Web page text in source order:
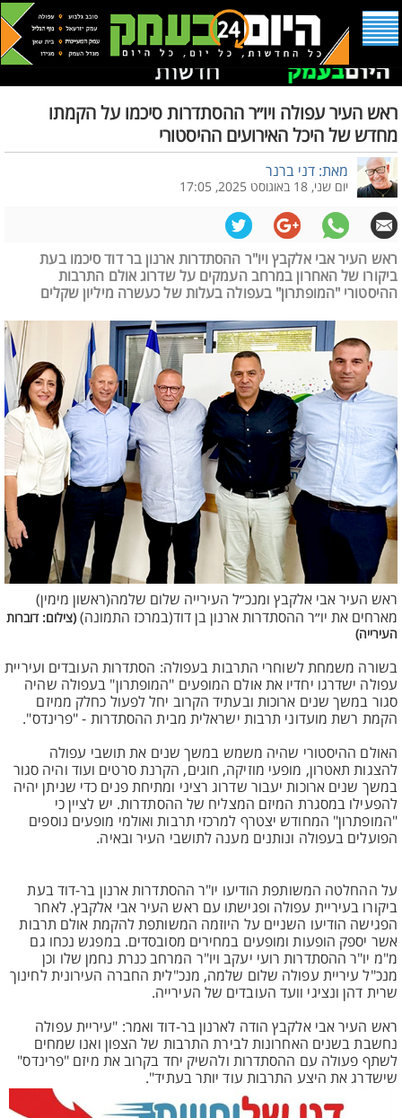
ראש העיר עפולה ויו״ר ההסתדרות סיכמו על הקמתו
מחדש של היכל האירועים ההיסטורי
מאת: דני ברנר
יום שני, 18 באוגוסט 2025, 17:05
ראש העיר אבי אלקבץ ויו"ר ההסתדרות ארנון בר דוד סיכמו בעת
ביקורו של האחרון במרחב העמקים על שדרוג אולם התרבות
ההיסטורי "המופתרון" בעפולה בעלות של כעשרה מיליון שקלים
ראש העיר אבי אלקבץ ומנכ״ל העירייה שלום שלמה(ראשון מימין)
מארחים את יו״ר ההסתדרות ארנון בן דוד(במרכז התמונה) (צילום: דוברות
העירייה)
בשורה משמחת לשוחרי התרבות בעפולה: הסתדרות העובדים ועיריית
עפולה ישדרגו יחדיו את אולם המופעים "המופתרון" בעפולה שהיה
סגור במשך שנים ארוכות ובעתיד הקרוב יחל לפעול כחלק ממיזם
הקמת רשת מועדוני תרבות ישראלית מבית ההסתדרות - "פרינדס".
האולם ההיסטורי שהיה משמש במשך שנים את תושבי עפולה
להצגות תאטרון, מופעי מוזיקה, חוגים, הקרנת סרטים ועוד והיה סגור
במשך שנים ארוכות יעבור שדרוג רציני ומתיחת פנים כדי שניתן יהיה
להפעילו במסגרת המיזם המצליח של ההסתדרות. יש לציין כי
"המופתרון" המחודש יצטרף למרכזי תרבות ואולמי מופעים נוספים
הפועלים בעפולה ונותנים מענה לתושבי העיר ובאיה.
על ההחלטה המשותפת הודיעו יו"ר ההסתדרות ארנון בר-דוד בעת
ביקורו בעיריית עפולה ופגישתו עם ראש העיר אבי אלקבץ. לאחר
הפגישה הודיעו השניים על היוזמה המשותפת להקמת אולם תרבות
אשר יספק הופעות ומופעים במחירים מסובסדים. במפגש נכחו גם
מ"מ יו"ר ההסתדרות רועי יעקב ויו"ר המרחב כנרת נחמן שלו וכן
מנכ"ל עיריית עפולה שלום שלמה, מנכ"לית החברה העירונית לחינוך
שרית דהן ונציגי וועד העובדים של העירייה.
ראש העיר אבי אלקבץ הודה לארנון בר-דוד ואמר: "עיריית עפולה
נחשבת בשנים האחרונות לבירת התרבות של הצפון ואנו שמחים
לשתף פעולה עם ההסתדרות ולהשיק יחד בקרוב את מיזם "פרינדס"
שישדרג את היצע התרבות עוד יותר בעתיד".